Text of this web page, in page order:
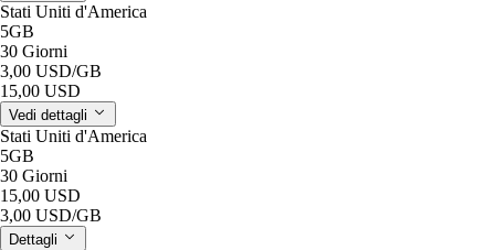
Stati Uniti d'America
5GB
30 Giorni
3,00 USD/GB
15,00 USD
Vedi dettagli
Stati Uniti d'America
5GB
30 Giorni
15,00 USD
3,00 USD/GB
Dettagli